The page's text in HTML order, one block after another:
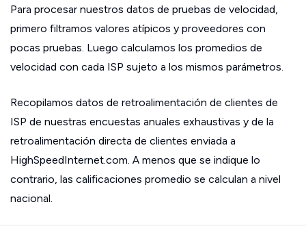
Para procesar nuestros datos de pruebas de velocidad,
primero filtramos valores atípicos y proveedores con
pocas pruebas. Luego calculamos los promedios de
velocidad con cada ISP sujeto a los mismos parámetros.
Recopilamos datos de retroalimentación de clientes de
ISP de nuestras encuestas anuales exhaustivas y de la
retroalimentación directa de clientes enviada a
HighSpeedInternet.com. A menos que se indique lo
contrario, las calificaciones promedio se calculan a nivel
nacional.